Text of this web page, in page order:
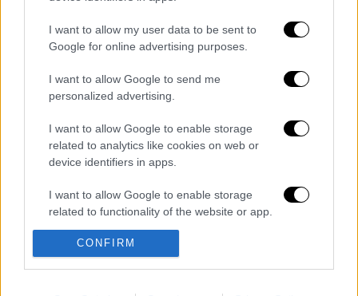
I want to allow my user data to be sent to
Google for online advertising purposes.
I want to allow Google to send me
personalized advertising.
I want to allow Google to enable storage
related to analytics like cookies on web or
device identifiers in apps.
I want to allow Google to enable storage
related to functionality of the website or app.
I want to allow Google to enable storage
related to personalization.
CONFIRM
Η «ακτινογραφία» της καταστροφής από
εκτάσεις που κάηκαν και η επόμενη μέρα
του δάσους
«Κλειδί» η ιατροδικαστική για τον 90χρονο
σχολεία λιγότερα τη νέα σχολική χρονιά
Έπαιξε μουσική σε λιοντάρια και αυτά